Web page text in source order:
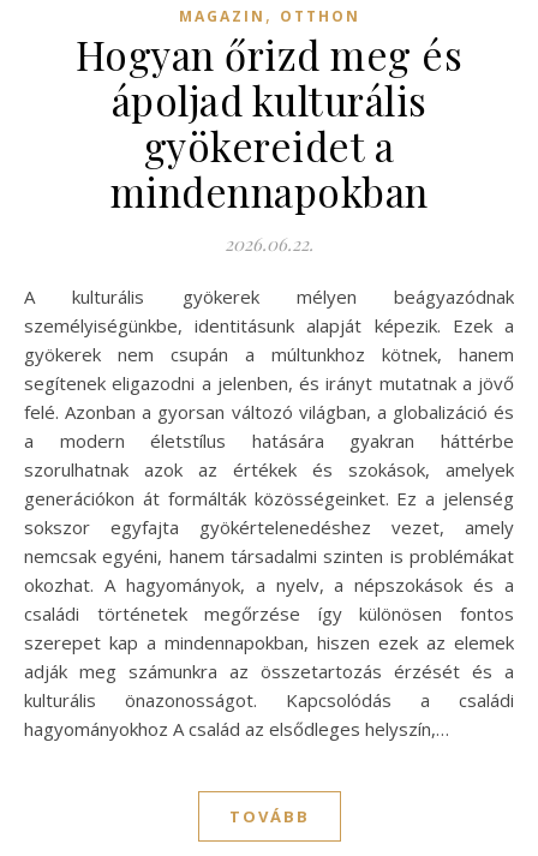
MAGAZIN , OTTHON
Hogyan őrizd meg és
ápoljad kulturális
gyökereidet a
mindennapokban
2026.06.22.
A kulturális gyökerek mélyen beágyazódnak
személyiségünkbe, identitásunk alapját képezik. Ezek a
gyökerek nem csupán a múltunkhoz kötnek, hanem
segítenek eligazodni a jelenben, és irányt mutatnak a jövő
felé. Azonban a gyorsan változó világban, a globalizáció és
a modern életstílus hatására gyakran háttérbe
szorulhatnak azok az értékek és szokások, amelyek
generációkon át formálták közösségeinket. Ez a jelenség
sokszor egyfajta gyökértelenedéshez vezet, amely
nemcsak egyéni, hanem társadalmi szinten is problémákat
okozhat. A hagyományok, a nyelv, a népszokások és a
családi történetek megőrzése így különösen fontos
szerepet kap a mindennapokban, hiszen ezek az elemek
adják meg számunkra az összetartozás érzését és a
kulturális önazonosságot. Kapcsolódás a családi
hagyományokhoz A család az elsődleges helyszín,…
TOVÁBB